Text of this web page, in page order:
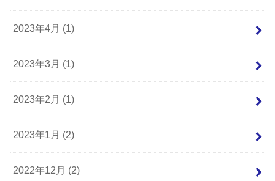
2023年4月 (1)
2023年3月 (1)
2023年2月 (1)
2023年1月 (2)
2022年12月 (2)